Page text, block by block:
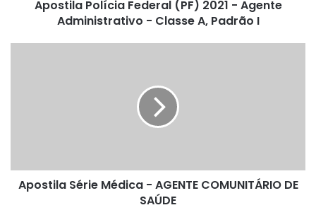
ClasseApostila Polícia Federal (PF) 2021 - Agente
Administrativo - Classe A, Padrão I
Apostila Série Médica - AGENTE COMUNITÁRIO DE
SAÚDE